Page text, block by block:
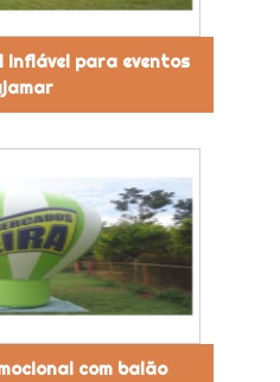
inflável para eventos
com balão